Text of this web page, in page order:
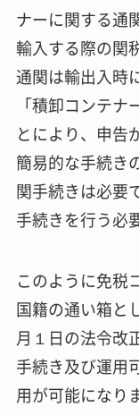
ナーに関する通
輸入する際の関
通関は輸出入時
「積卸コンテナ
とにより、申告
簡易的な手続き
関手続きは必要
手続きを行う必
このように免税
国籍の通い箱と
月１日の法令改
手続き及び運用
用が可能になり